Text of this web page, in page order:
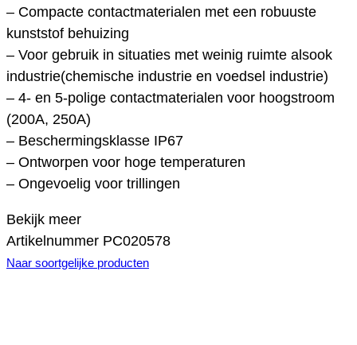
– Compacte contactmaterialen met een robuuste
kunststof behuizing
– Voor gebruik in situaties met weinig ruimte alsook
industrie(chemische industrie en voedsel industrie)
– 4- en 5-polige contactmaterialen voor hoogstroom
(200A, 250A)
– Beschermingsklasse IP67
– Ontworpen voor hoge temperaturen
– Ongevoelig voor trillingen
Bekijk meer
Artikelnummer PC020578
Naar soortgelijke producten